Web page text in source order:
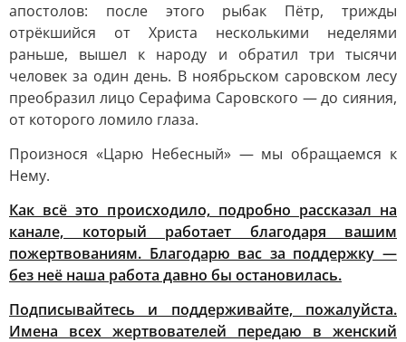
апостолов: после этого рыбак Пётр, трижды
отрёкшийся от Христа несколькими неделями
раньше, вышел к народу и обратил три тысячи
человек за один день. В ноябрьском саровском лесу
преобразил лицо Серафима Саровского — до сияния,
от которого ломило глаза.
Произнося «Царю Небесный» — мы обращаемся к
Нему.
Как всё это происходило, подробно рассказал на
канале, который работает благодаря вашим
пожертвованиям. Благодарю вас за поддержку —
без неё наша работа давно бы остановилась.
Подписывайтесь и поддерживайте, пожалуйста.
Имена всех жертвователей передаю в женский